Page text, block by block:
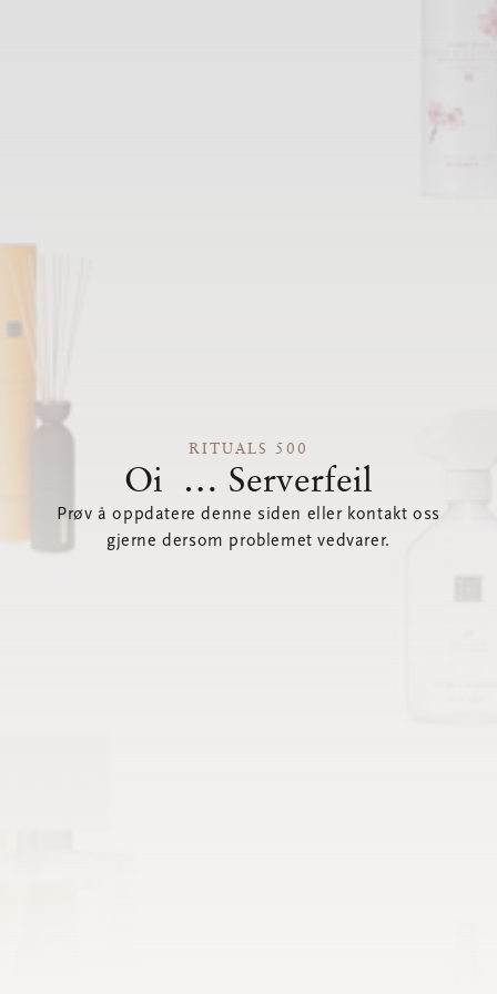
RITUALS 500
Oi … Serverfeil
Prøv å oppdatere denne siden eller kontakt oss
gjerne dersom problemet vedvarer.